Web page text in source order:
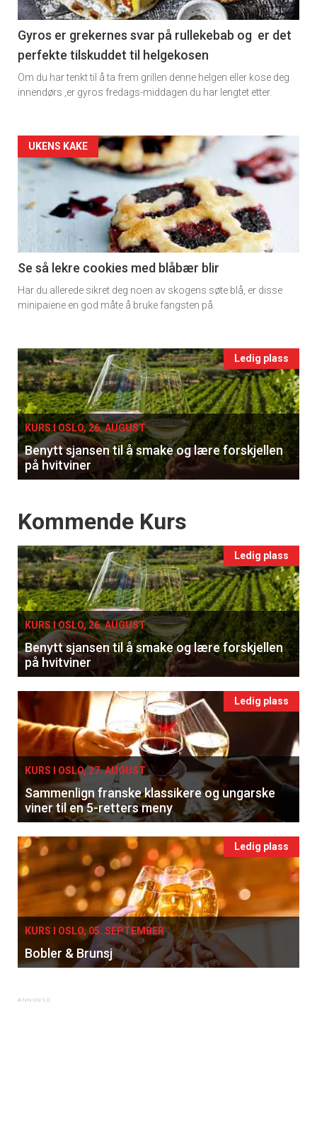
×
Få ukentlige nyhetsbrev fra
Apéritif
Vi tilbyr flere ukentlige nyhetsbrev. Du
kan fritt velge hvilke du ønsker å få
Registrer deg
section
11
Dagens
rett
Gyros er grekernes svar på rullekebab og er det
perfekte tilskuddet til helgekosen
Om du har tenkt til å ta frem grillen denne helgen eller kose deg
innendørs ,er gyros fredags-middagen du har lengtet etter.
Artikler
detail
-
section
11
Ukens
UKENS KAKE
Se så lekre cookies med blåbær blir
Har du allerede sikret deg noen av skogens søte blå, er disse
minipaiene en god måte å bruke fangsten på.
Events
single
Ledig plass
KURS I OSLO, 26. AUGUST
Benytt sjansen til å smake og lære forskjellen
på hvitviner
Events
Kommende Kurs
Ledig plass
KURS I OSLO, 26. AUGUST
Benytt sjansen til å smake og lære forskjellen
på hvitviner
Ledig plass
KURS I OSLO, 27. AUGUST
Sammenlign franske klassikere og ungarske
viner til en 5-retters meny
Ledig plass
KURS I OSLO, 05. SEPTEMBER
Bobler & Brunsj